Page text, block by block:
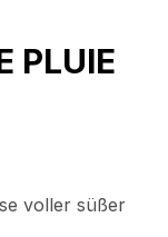
PLUIE
voller süßer